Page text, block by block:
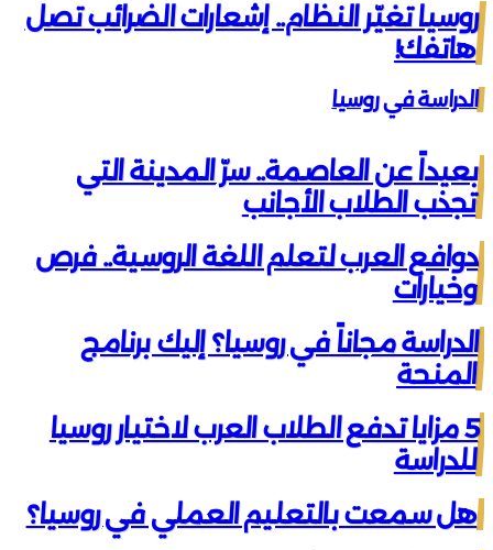
روسيا تغيّر النظام.. إشعارات الضرائب تصل
هاتفك!
الدراسة في روسيا
بعيداً عن العاصمة.. سرّ المدينة التي
تجذب الطلاب الأجانب
دوافع العرب لتعلم اللغة الروسية.. فرص
وخيارات
الدراسة مجاناً في روسيا؟ إليك برنامج
المنحة
5 مزايا تدفع الطلاب العرب لاختيار روسيا
للدراسة
هل سمعت بالتعليم العملي في روسيا؟